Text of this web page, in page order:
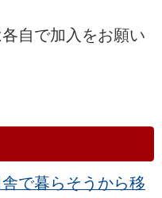
自で加入をお願い
で暮らそうから移